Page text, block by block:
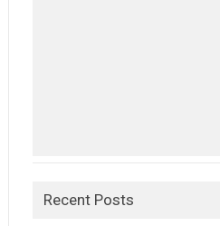
Recent Posts